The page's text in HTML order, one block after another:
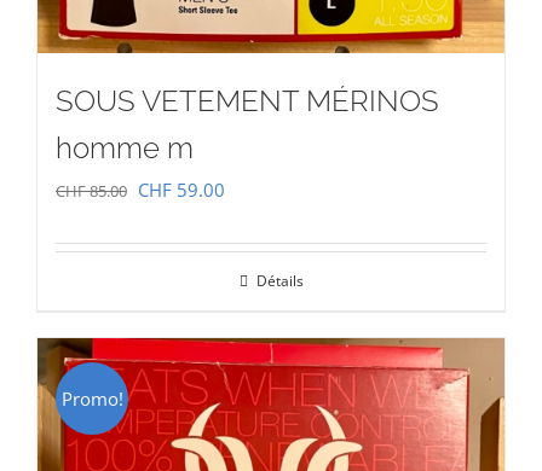
SOUS VETEMENT MÉRINOS
homme m
CHF85.00 Le
CHF 85.00.
CHF 59.00
CHF 59.00.
Détails
Promo!